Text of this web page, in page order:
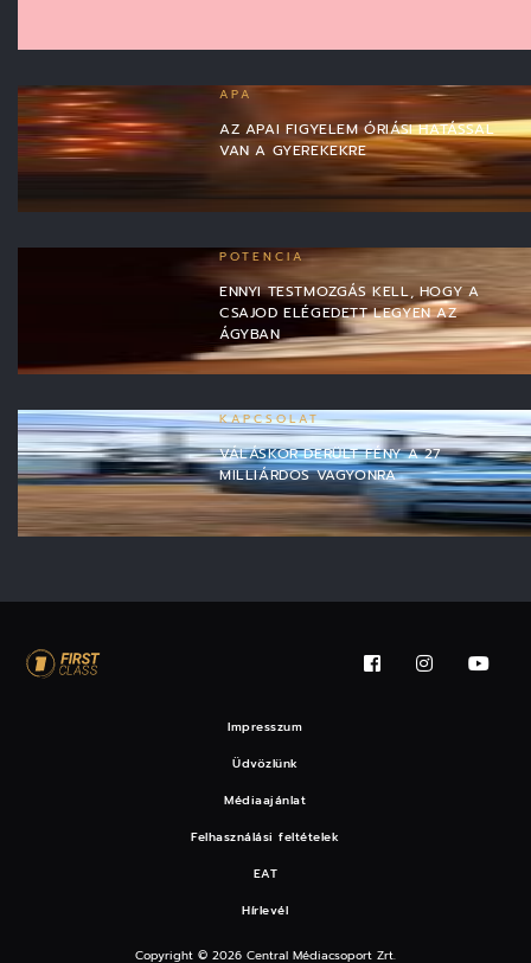
APA
AZ APAI FIGYELEM ÓRIÁSI HATÁSSAL
VAN A GYEREKEKRE
POTENCIA
ENNYI TESTMOZGÁS KELL, HOGY A
CSAJOD ELÉGEDETT LEGYEN AZ
ÁGYBAN
KAPCSOLAT
VÁLÁSKOR DERÜLT FÉNY A 27
MILLIÁRDOS VAGYONRA
Impresszum
Üdvözlünk
Médiaajánlat
Felhasználási feltételek
EAT
Hírlevél
Copyright © 2026 Central Médiacsoport Zrt.